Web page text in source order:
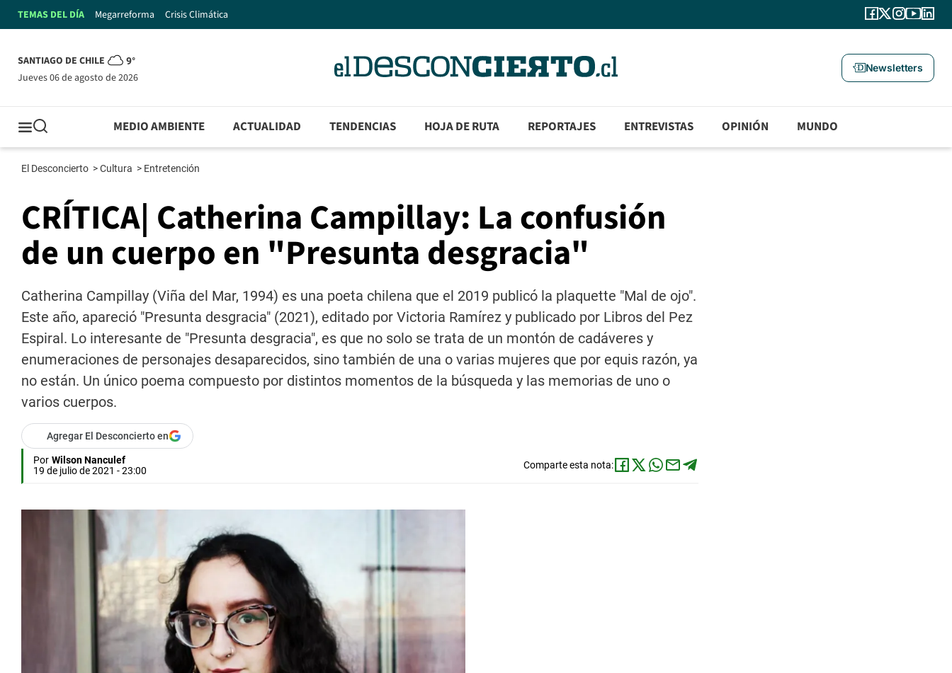
TEMAS DEL DÍA Megarreforma Crisis Climática
SANTIAGO DE CHILE 9°
jueves 06 de agosto de 2026
Newsletters
MEDIO AMBIENTE ACTUALIDAD TENDENCIAS HOJA DE RUTA REPORTAJES ENTREVISTAS OPINIÓN MUNDO
El Desconcierto >Cultura > Entretención
CRÍTICA| Catherina Campillay: La confusión
de un cuerpo en "Presunta desgracia"
Catherina Campillay (Viña del Mar, 1994) es una poeta chilena que el 2019 publicó la plaquette "Mal de ojo".
Este año, apareció "Presunta desgracia" (2021), editado por Victoria Ramírez y publicado por Libros del Pez
Espiral. Lo interesante de "Presunta desgracia", es que no solo se trata de un montón de cadáveres y
enumeraciones de personajes desaparecidos, sino también de una o varias mujeres que por equis razón, ya
no están. Un único poema compuesto por distintos momentos de la búsqueda y las memorias de uno o
varios cuerpos.
Agregar El Desconcierto en
Por Wilson Nanculef
19 de julio de 2021 - 23:00
Comparte esta nota: